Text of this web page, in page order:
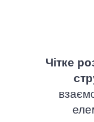
Чітке